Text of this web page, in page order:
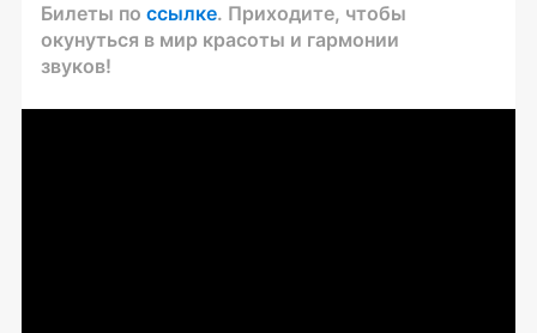
Билеты по ссылке. Приходите, чтобы
окунуться в мир красоты и гармонии
звуков!